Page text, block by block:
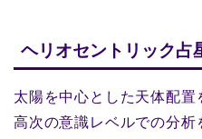
ヘリオセントリック占
太陽を中心とした天体配置
高次の意識レベルでの分析